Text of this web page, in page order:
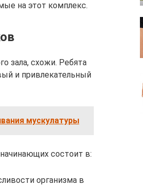
на этот комплекс.
зала, схожи. Ребята
и привлекательный
мускулатуры
состоит в:
организма в